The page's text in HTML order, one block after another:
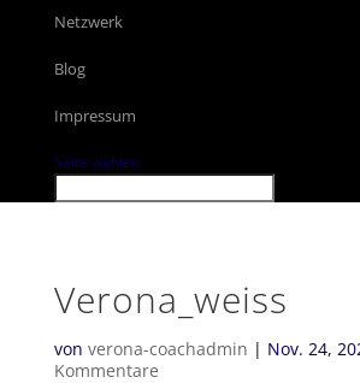
Netzwerk
Blog
Impressum
Seite wählen
Verona_weiss
von verona-coachadmin | Nov. 24,
Kommentare